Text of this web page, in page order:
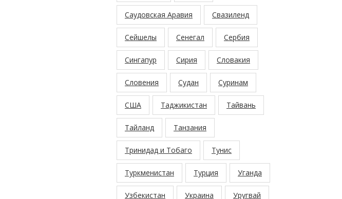
Саудовская Аравия Свазиленд
Сейшелы Сенегал Сербия
Сингапур Сирия Словакия
Словения Судан Суринам
США Таджикистан Тайвань
Тайланд Танзания
Тринидад и Тобаго Тунис
Туркменистан Турция Уганда
Узбекистан Украина Уругвай